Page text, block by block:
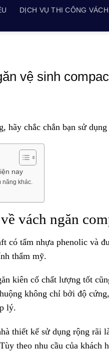
DỊCH VỤ THI CÔNG
vệ sinh
hãy chắc chắn bạn sử
nay
năng khác.
vách ngăn
có tẩm nhựa phenolic và
thẩm mỹ.
kiên cố chất lượng tốt
không chỉ bởi độ
lý.
thiết kế sử dụng rộng rãi
theo nhu cầu của khách